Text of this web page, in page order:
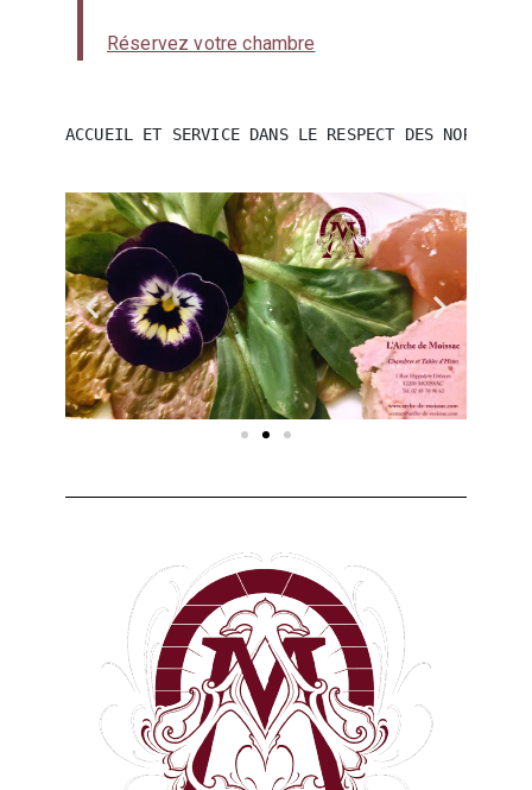
Réservez votre chambre
ACCUEIL ET SERVICE DANS LE RESPECT DES NORMES